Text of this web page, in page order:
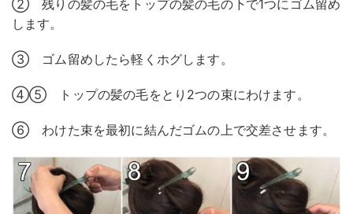
② 残りの髪の毛をトップの髪の毛の下で1つにゴム留め
します。
③ ゴム留めしたら軽くホグします。
④⑤ トップの髪の毛をとり2つの束にわけます。
⑥ わけた束を最初に結んだゴムの上で交差させます。